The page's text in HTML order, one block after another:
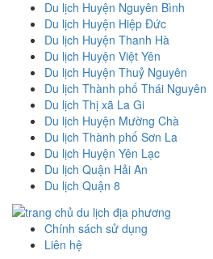
Du lịch Huyện Nguyên Bình
Du lịch Huyện Hiệp Đức
Du lịch Huyện Thanh Hà
Du lịch Huyện Việt Yên
Du lịch Huyện Thuỷ Nguyên
Du lịch Thành phố Thái Nguyên
Du lịch Thị xã La Gi
Du lịch Huyện Mường Chà
Du lịch Thành phố Sơn La
Du lịch Huyện Yên Lạc
Du lịch Quận Hải An
Du lịch Quận 8
Chính sách sử dụng
Liên hệ